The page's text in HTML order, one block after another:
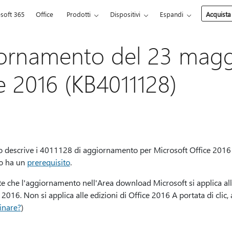
365 Office Prodotti Dispositivi Espandi
del 23
(KB4011128)
descrive i 4011128 di aggiornamento per Microsoft Office
ha un prerequisito.
che l'aggiornamento nell'Area download Microsoft si applica
Non si applica alle edizioni di Office 2016 A portata di
)